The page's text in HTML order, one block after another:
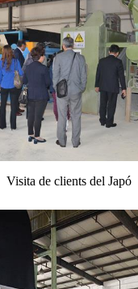
Visita de clients del Japó